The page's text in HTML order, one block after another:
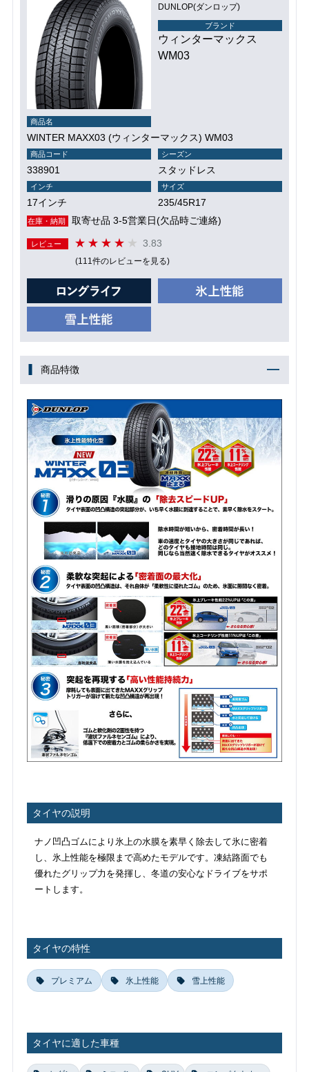
DUNLOP(ダンロップ)
ブランド
ウィンターマックス
WM03
商品名
WINTER MAXX03 (ウィンターマックス) WM03
商品コード
338901
シーズン
スタッドレス
インチ
17インチ
サイズ
235/45R17
在庫・納期 取寄せ品 3-5営業日(欠品時ご連絡)
レビュー 3.83
(111件のレビューを見る)
商品特徴
タイヤの説明
ナノ凹凸ゴムにより氷上の水膜を素早く除去して氷に密着
し、氷上性能を極限まで高めたモデルです。凍結路面でも
優れたグリップ力を発揮し、冬道の安心なドライブをサポ
ートします。
タイヤの特性
プレミアム 氷上性能 雪上性能
タイヤに適した車種